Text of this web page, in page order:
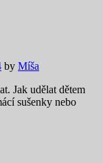
by Míša
Jak udělat dětem
sušenky nebo